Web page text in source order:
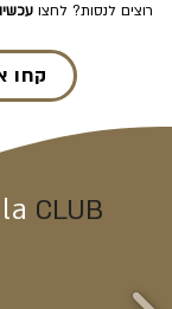
רוצים לנסות? לחצועכשיו
קחו
CLUB